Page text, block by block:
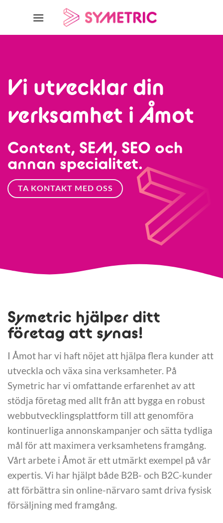
Vi utvecklar din
verksamhet i Åmot
Content, SEM, SEO och
annan specialitet.
TA KONTAKT MED OSS
Symetric hjälper ditt
företag att synas!
I Åmot har vi haft nöjet att hjälpa flera kunder att
utveckla och växa sina verksamheter. På
Symetric har vi omfattande erfarenhet av att
stödja företag med allt från att bygga en robust
webbutvecklingsplattform till att genomföra
kontinuerliga annonskampanjer och sätta tydliga
mål för att maximera verksamhetens framgång.
Vårt arbete i Åmot är ett utmärkt exempel på vår
expertis. Vi har hjälpt både B2B- och B2C-kunder
att förbättra sin online-närvaro samt driva fysisk
försäljning med framgång.